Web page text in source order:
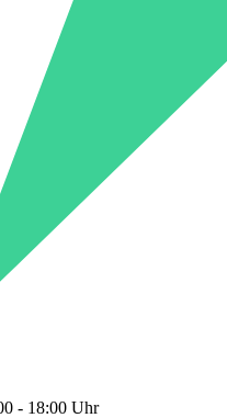
- 18:00 Uhr